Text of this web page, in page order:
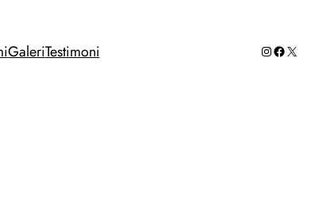
GaleriTestimoni Instagram
Facebook
X